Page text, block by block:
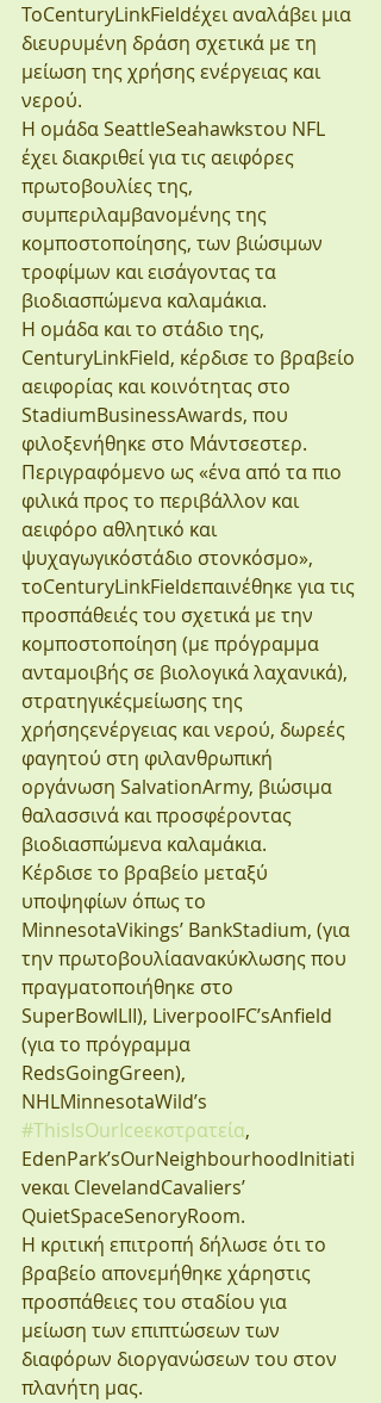
ToCenturyLinkFieldέχει αναλάβει μια
διευρυμένη δράση σχετικά με τη
μείωση της χρήσης ενέργειας και
νερού.
Η ομάδα SeattleSeahawksτου NFL
έχει διακριθεί για τις αειφόρες
πρωτοβουλίες της,
συμπεριλαμβανομένης της
κομποστοποίησης, των βιώσιμων
τροφίμων και εισάγοντας τα
βιοδιασπώμενα καλαμάκια.
Η ομάδα και το στάδιο της,
CenturyLinkField, κέρδισε το βραβείο
αειφορίας και κοινότητας στο
StadiumBusinessAwards, που
φιλοξενήθηκε στο Μάντσεστερ.
Περιγραφόμενο ως «ένα από τα πιο
φιλικά προς το περιβάλλον και
αειφόρο αθλητικό και
ψυχαγωγικόστάδιο στονκόσμο»,
τοCenturyLinkFieldεπαινέθηκε για τις
προσπάθειές του σχετικά με την
κομποστοποίηση (με πρόγραμμα
ανταμοιβής σε βιολογικά λαχανικά),
στρατηγικέςμείωσης της
χρήσηςενέργειας και νερού, δωρεές
φαγητού στη φιλανθρωπική
οργάνωση SalvationArmy, βιώσιμα
θαλασσινά και προσφέροντας
βιοδιασπώμενα καλαμάκια.
Κέρδισε το βραβείο μεταξύ
υποψηφίων όπως το
MinnesotaVikings’ BankStadium, (για
την πρωτοβουλίαανακύκλωσης που
πραγματοποιήθηκε στο
SuperBowlLII), LiverpoolFC’sAnfield
(για το πρόγραμμα
RedsGoingGreen),
NHLMinnesotaWild’s
#ThisIsOurIceεκστρατεία,
EdenPark’sOurNeighbourhoodInitiati
veκαι ClevelandCavaliers’
QuietSpaceSenoryRoom.
Η κριτική επιτροπή δήλωσε ότι το
βραβείο απονεμήθηκε χάρηστις
προσπάθειες του σταδίου για
μείωση των επιπτώσεων των
διαφόρων διοργανώσεων του στον
πλανήτη μας.